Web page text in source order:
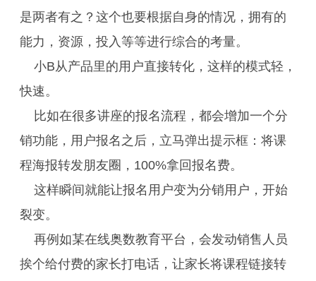
是两者有之？这个也要根据自身的情况，拥有的
能力，资源，投入等等进行综合的考量。
小B从产品里的用户直接转化，这样的模式轻，
快速。
比如在很多讲座的报名流程，都会增加一个分
销功能，用户报名之后，立马弹出提示框：将课
程海报转发朋友圈，100%拿回报名费。
这样瞬间就能让报名用户变为分销用户，开始
裂变。
再例如某在线奥数教育平台，会发动销售人员
挨个给付费的家长打电话，让家长将课程链接转